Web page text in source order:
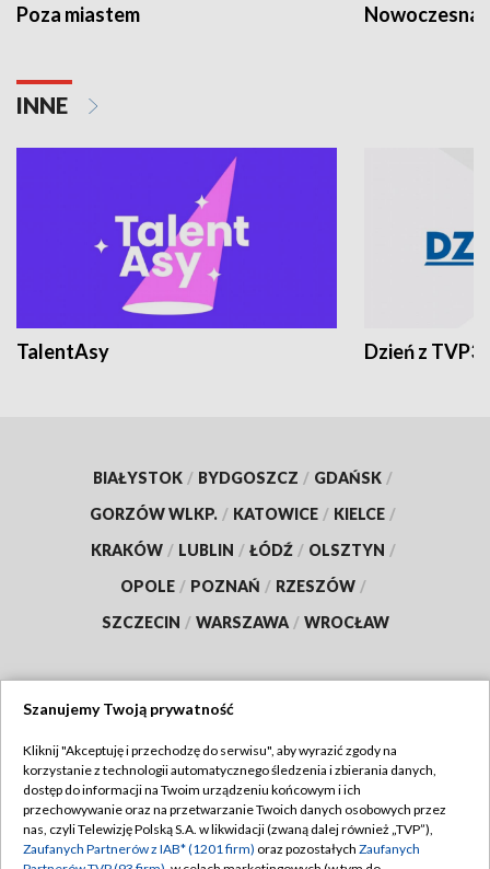
Poza miastem Nowoczesna
INNE
TalentAsy Dzień z TVP3
BIAŁYSTOK / BYDGOSZCZ / GDAŃSK /
GORZÓW WLKP. / KATOWICE / KIELCE /
KRAKÓW / LUBLIN / ŁÓDŹ / OLSZTYN /
OPOLE / POZNAŃ / RZESZÓW /
SZCZECIN / WARSZAWA / WROCŁAW
TVP
Abonament TVP
Emisja w TVP
Regulamin TVP
Polityka prywatności
Szanujemy Twoją prywatność
Kliknij "Akceptuję i przechodzę do serwisu", aby wyrazić zgody na
korzystanie z technologii automatycznego śledzenia i zbierania danych,
dostęp do informacji na Twoim urządzeniu końcowym i ich
przechowywanie oraz na przetwarzanie Twoich danych osobowych przez
nas, czyli Telewizję Polską S.A. w likwidacji (zwaną dalej również „TVP”),
Zaufanych Partnerów z IAB* (1201 firm) oraz pozostałych Zaufanych